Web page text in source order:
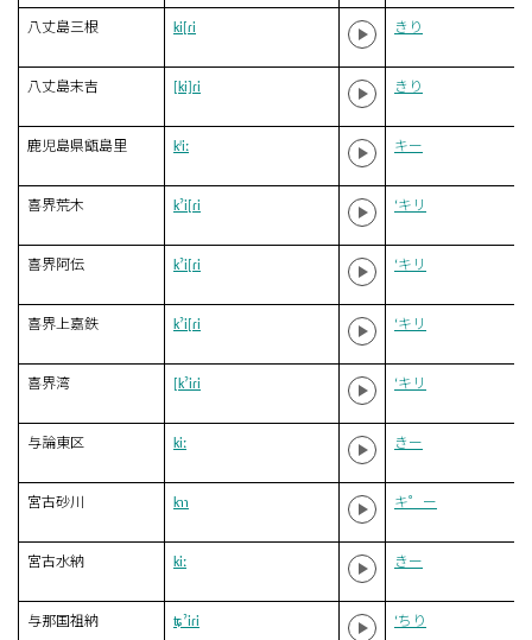
八丈島三根 ki[ɾi きり
八丈島末吉 [ki]ɾi きり
鹿児島県甑島里 kʲiː キー
喜界荒木 kˀi[ɾi ‘キリ
喜界阿伝 kˀi[ɾi ‘キリ
喜界上嘉鉄 kˀi[ɾi ‘キリ
喜界湾 [kˀiɾi ‘キリ
与論東区 kiː きー
宮古砂川 kɿɿ キ゜ー
宮古水納 kiː きー
与那国祖納 ʨˀiɾi ‘ちり